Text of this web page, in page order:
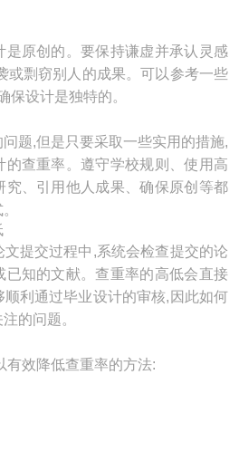
是原创的。要保持谦虚并承认灵感
或剽窃别人的成果。可以参考一些
保设计是独特的。
题,但是只要采取一些实用的措施,
的查重率。遵守学校规则、使用高
究、引用他人成果、确保原创等都
提交过程中,系统会检查提交的论
已知的文献。查重率的高低会直接
利通过毕业设计的审核,因此如何
的问题。
有效降低查重率的方法: